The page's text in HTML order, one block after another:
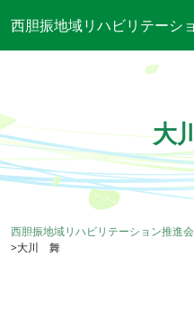
西胆振地域リハビリテーシ
大
西胆振地域リハビリテーション推進
>大川 舞